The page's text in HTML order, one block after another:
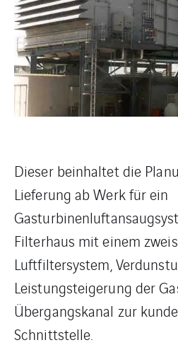
Dieser beinhaltet die
Lieferung ab Werk für ein
Filterhaus mit einem
Luftfiltersystem,
Leistungsteigerung der
Übergangskanal zur
Schnittstelle.